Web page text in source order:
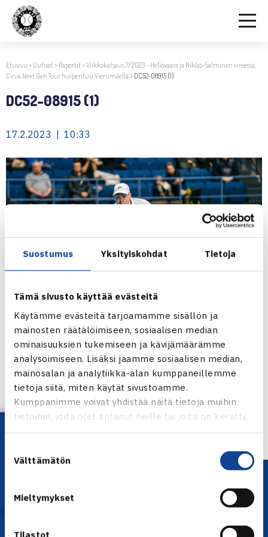
Suostumus Yksityiskohdat Tietoja
Tämä sivusto käyttää evästeitä
Käytämme evästeitä tarjoamamme sisällön ja
mainosten räätälöimiseen, sosiaalisen median
ominaisuuksien tukemiseen ja kävijämäärämme
analysoimiseen. Lisäksi jaamme sosiaalisen median,
mainosalan ja analytiikka-alan kumppaneillemme
tietoja siitä, miten käytät sivustoamme.
Kumppanimme voivat yhdistää näitä tietoja muihin
tietoihin, joita olet antanut heille tai joita on kerätty,
kun olet käyttänyt heidän palvelujaan.
valinta
Välttämätön
Mieltymykset
Etusivu > Uutiset> Raportit>Viikkokatsaus 7/2023 – Heliövaara ja Niklas-Salminen vireessä,
Cinia Next Gen Tour huipentuu Vierumäellä > DC52-08915 (1)
DC52-08915 (1)
17.2.2023 | 10:33
← Edellinen
Lataa OmaTennis!